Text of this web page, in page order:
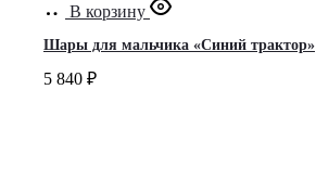
В корзину
Шары для мальчика «Синий трактор»
5 840 ₽